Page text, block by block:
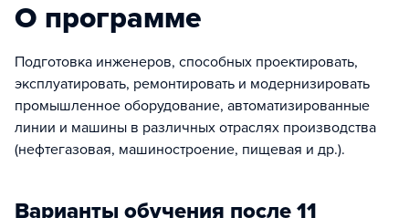
О программе
Подготовка инженеров, способных проектировать,
эксплуатировать, ремонтировать и модернизировать
промышленное оборудование, автоматизированные
линии и машины в различных отраслях производства
(нефтегазовая, машиностроение, пищевая и др.).
Варианты обучения после 11